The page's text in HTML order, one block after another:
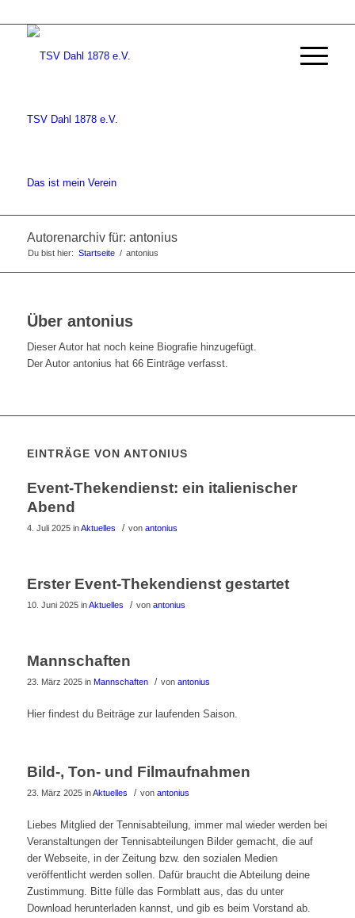
TSV Dahl 1878 e.V.
Das ist mein Verein
Autorenarchiv für: antonius
Du bist hier: Startseite / antonius
Über antonius
Dieser Autor hat noch keine Biografie hinzugefügt.
Der Autor antonius hat 66 Einträge verfasst.
EINTRÄGE VON ANTONIUS
Event-Thekendienst: ein italienischer
Abend
4. Juli 2025 inAktuelles / von antonius
Erster Event-Thekendienst gestartet
10. Juni 2025 inAktuelles / von antonius
Mannschaften
23. März 2025 in Mannschaften / von antonius
Hier findest du Beiträge zur laufenden Saison.
Bild-, Ton- und Filmaufnahmen
23. März 2025 inAktuelles / von antonius
Liebes Mitglied der Tennisabteilung, immer mal wieder werden bei
Veranstaltungen der Tennisabteilungen Bilder gemacht, die auf
der Webseite, in der Zeitung bzw. den sozialen Medien
veröffentlicht werden sollen. Dafür braucht die Abteilung deine
Zustimmung. Bitte fülle das Formblatt aus, das du unter
Download herunterladen kannst, und gib es beim Vorstand ab.